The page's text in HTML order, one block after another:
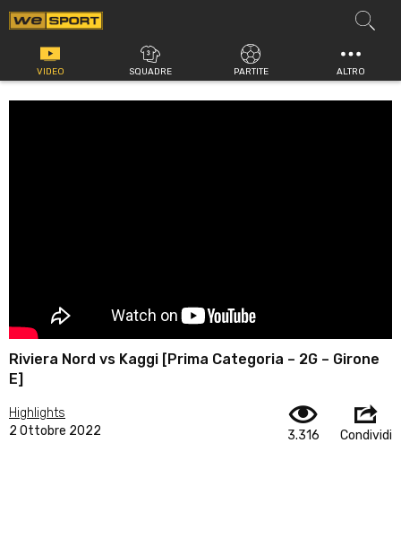
Vai
al
contenuto
VIDEO SQUADRE PARTITE ALTRO
Riviera Nord vs Kaggi [Prima Categoria – 2G – Girone
E]
Highlights
2 Ottobre 2022
3.316 Condividi